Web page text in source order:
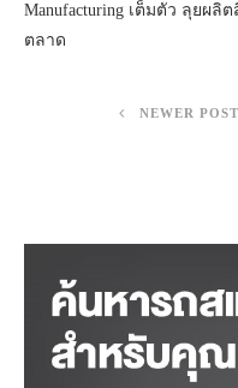
Manufacturing เต็มตัว ลุยผ
ตลาด
NEWER